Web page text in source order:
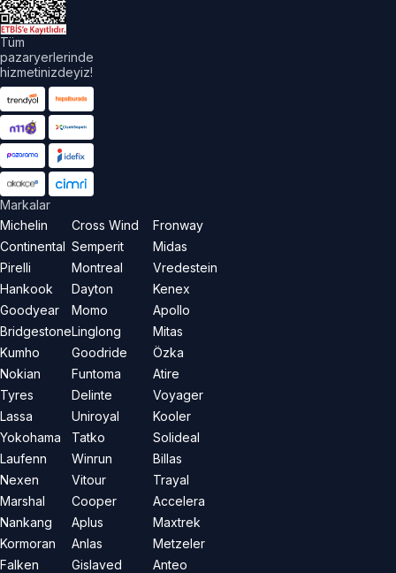
Tüm
pazaryerlerinde
hizmetinizdeyiz!
Markalar
Michelin
Continental
Pirelli
Hankook
Goodyear
Bridgestone
Kumho
Nokian
Tyres
Lassa
Yokohama
Laufenn
Nexen
Marshal
Nankang
Kormoran
Falken
Cross Wind
Semperit
Montreal
Dayton
Momo
Linglong
Goodride
Funtoma
Delinte
Uniroyal
Tatko
Winrun
Vitour
Cooper
Aplus
Anlas
Gislaved
Fronway
Midas
Vredestein
Kenex
Apollo
Mitas
Özka
Atire
Voyager
Kooler
Solideal
Billas
Trayal
Accelera
Maxtrek
Metzeler
Anteo